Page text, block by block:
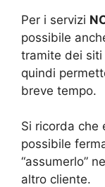
Per i servizi
possibile
tramite dei siti
quindi
breve tempo.
Si ricorda che
possibile
“assumerlo”
altro cliente.